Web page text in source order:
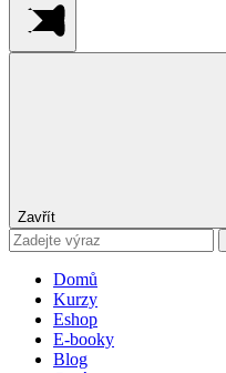
Zavřít
Domů
Kurzy
Eshop
E-booky
Blog